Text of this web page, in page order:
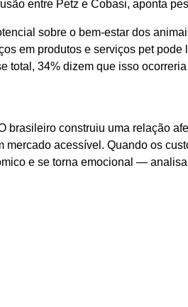
sobre o bem-estar dos
em produtos e serviços pet pode
34% dizem que isso ocorreria
construiu uma relação
acessível. Quando os
e se torna emocional —